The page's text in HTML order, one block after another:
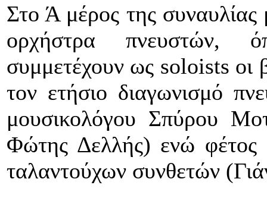
Στο Ά μέρος της
ορχήστρα πνευστών,
συμμετέχουν ως soloists οι
τον ετήσιο διαγωνισμό
μουσικολόγου Σπύρου
Φώτης Δελλής) ενώ φέτος
ταλαντούχων συνθετών